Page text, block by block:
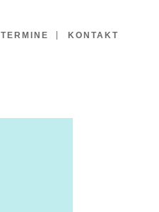
TERMINE KONTAKT